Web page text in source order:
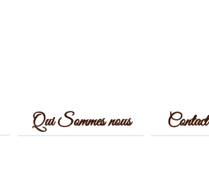
Qui Sommes nous Contact